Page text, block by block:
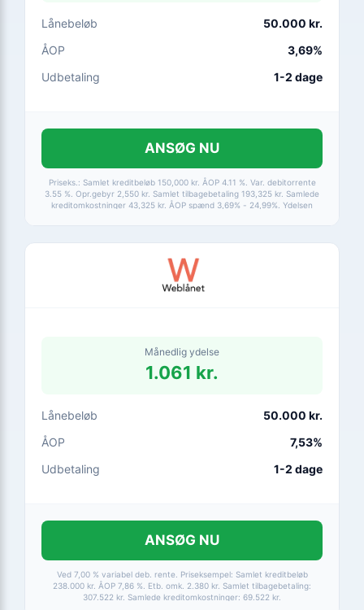
Lånebeløb
50.000 kr.
ÅOP
3,69%
Udbetaling
1-2 dage
ANSØG NU
Priseks.: Samlet kreditbeløb 150,000 kr. ÅOP 4.11 %. Var. debitorrente
3.55 %. Opr.gebyr 2,550 kr. Samlet tilbagebetaling 193,325 kr. Samlede
kreditomkostninger 43,325 kr. ÅOP spænd 3,69% - 24,99%. Ydelsen
Månedlig ydelse
1.061 kr.
Lånebeløb
50.000 kr.
ÅOP
7,53%
Udbetaling
1-2 dage
ANSØG NU
Ved 7,00 % variabel deb. rente. Priseksempel: Samlet kreditbeløb
238.000 kr. ÅOP 7,86 %. Etb. omk. 2.380 kr. Samlet tilbagebetaling:
307.522 kr. Samlede kreditomkostninger: 69.522 kr.